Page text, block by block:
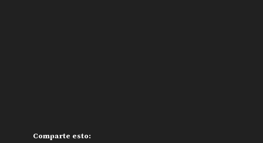
Comparte esto: